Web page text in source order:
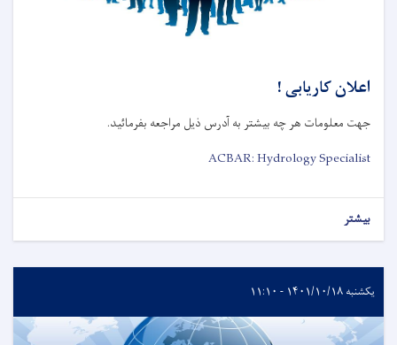
اعلان کاریابی !
جهت معلومات هر چه بیشتر به آدرس ذیل مراجعه بفرمائید.
ACBAR: Hydrology Specialist
بیشتر
یکشنبه ۱۴۰۱/۱۰/۱۸ - ۱۱:۱۰